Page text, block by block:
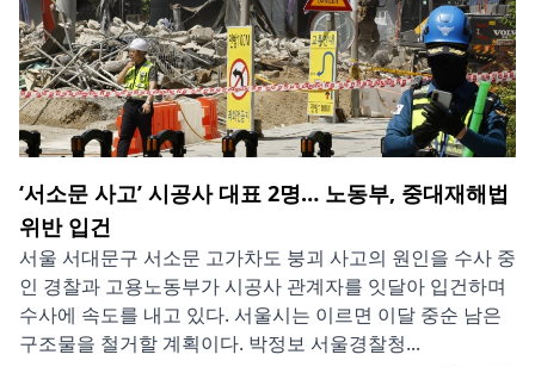
‘서소문 사고’ 시공사 대표 2명… 노동부, 중대재해법
위반 입건
서울 서대문구 서소문 고가차도 붕괴 사고의 원인을 수사 중
인 경찰과 고용노동부가 시공사 관계자를 잇달아 입건하며
수사에 속도를 내고 있다. 서울시는 이르면 이달 중순 남은
구조물을 철거할 계획이다. 박정보 서울경찰청...